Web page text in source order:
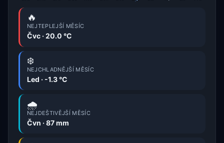
🔥
NEJTEPLEJŠÍ MĚSÍC
Čvc · 20.0 °C
❄️
NEJCHLADNĚJŠÍ MĚSÍC
Led · -1.3 °C
🌧️
NEJDEŠTIVĚJŠÍ MĚSÍC
Čvn · 87 mm